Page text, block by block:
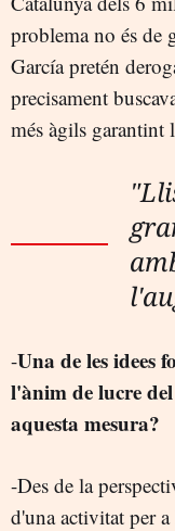
problema no és de
García pretén
precisament
més àgils garantint
-Una de les idees
l'ànim de lucre
aquesta mesura?
-Des de la
d'una activitat per